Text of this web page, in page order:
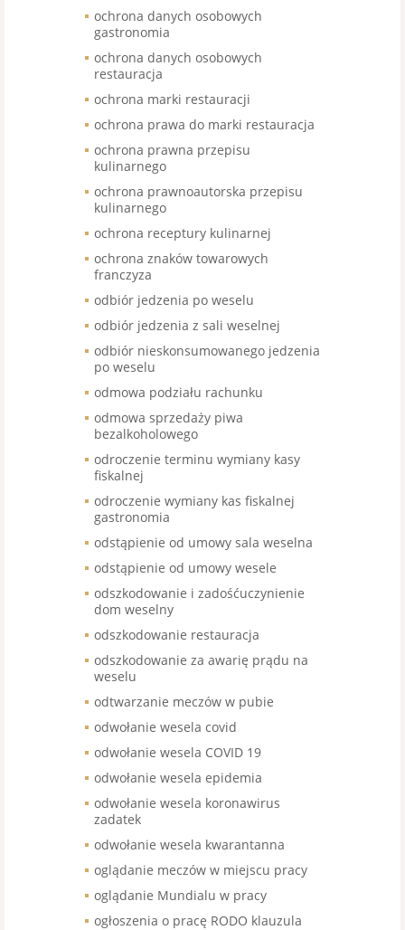
ochrona danych osobowych
gastronomia
ochrona danych osobowych
restauracja
ochrona marki restauracji
ochrona prawa do marki restauracja
ochrona prawna przepisu
kulinarnego
ochrona prawnoautorska przepisu
kulinarnego
ochrona receptury kulinarnej
ochrona znaków towarowych
franczyza
odbiór jedzenia po weselu
odbiór jedzenia z sali weselnej
odbiór nieskonsumowanego jedzenia
po weselu
odmowa podziału rachunku
odmowa sprzedaży piwa
bezalkoholowego
odroczenie terminu wymiany kasy
fiskalnej
odroczenie wymiany kas fiskalnej
gastronomia
odstąpienie od umowy sala weselna
odstąpienie od umowy wesele
odszkodowanie i zadośćuczynienie
dom weselny
odszkodowanie restauracja
odszkodowanie za awarię prądu na
weselu
odtwarzanie meczów w pubie
odwołanie wesela covid
odwołanie wesela COVID 19
odwołanie wesela epidemia
odwołanie wesela koronawirus
zadatek
odwołanie wesela kwarantanna
oglądanie meczów w miejscu pracy
oglądanie Mundialu w pracy
ogłoszenia o pracę RODO klauzula